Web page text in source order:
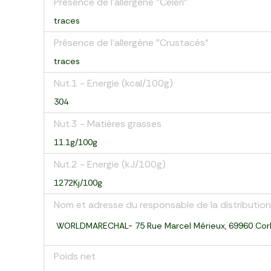
traces
Présence de l'allergène "Crustacés"
traces
Nut.1 - Energie (kcal/100g)
304
Nut.3 - Matières grasses
11.1g/100g
Nut.2 - Energie (kJ/100g)
1272Kj/100g
Nom et adresse du responsable de la distribution
WORLDMARECHAL- 75 Rue Marcel Mérieux, 69960
Poids net